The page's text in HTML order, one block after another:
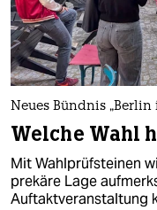
nord
wahrheit
verlag
verlag
veranstaltungen
Neues Bündnis „Berlin
Welche Wahl
Mit Wahlprüfsteinen
prekäre Lage
Auftaktveranstaltung